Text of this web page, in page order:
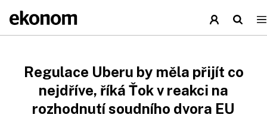
Regulace Uberu by měla přijít co
nejdříve, říká Ťok v reakci na
rozhodnutí soudního dvora EU